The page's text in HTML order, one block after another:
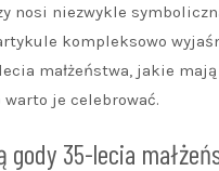
nosi niezwykle
kompleksowo
małżeństwa, jakie
warto je celebrować.
gody 35-lecia